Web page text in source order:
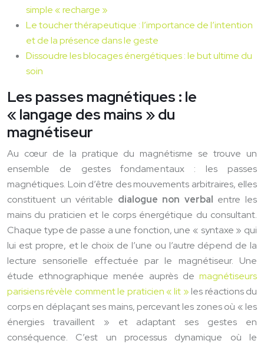
simple « recharge »
Le toucher thérapeutique : l’importance de l’intention
et de la présence dans le geste
Dissoudre les blocages énergétiques : le but ultime du
soin
Les passes magnétiques : le
« langage des mains » du
magnétiseur
Au cœur de la pratique du magnétisme se trouve un
ensemble de gestes fondamentaux : les passes
magnétiques. Loin d’être des mouvements arbitraires, elles
constituent un véritable dialogue non verbal entre les
mains du praticien et le corps énergétique du consultant.
Chaque type de passe a une fonction, une « syntaxe » qui
lui est propre, et le choix de l’une ou l’autre dépend de la
lecture sensorielle effectuée par le magnétiseur. Une
étude ethnographique menée auprès de magnétiseurs
parisiens révèle comment le praticien « lit » les réactions du
corps en déplaçant ses mains, percevant les zones où « les
énergies travaillent » et adaptant ses gestes en
conséquence. C’est un processus dynamique où le